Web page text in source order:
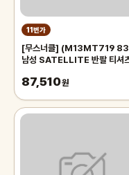
11번가
[무스너클] (M13MT719
남성 SATELLITE 반팔 티셔
87,510원